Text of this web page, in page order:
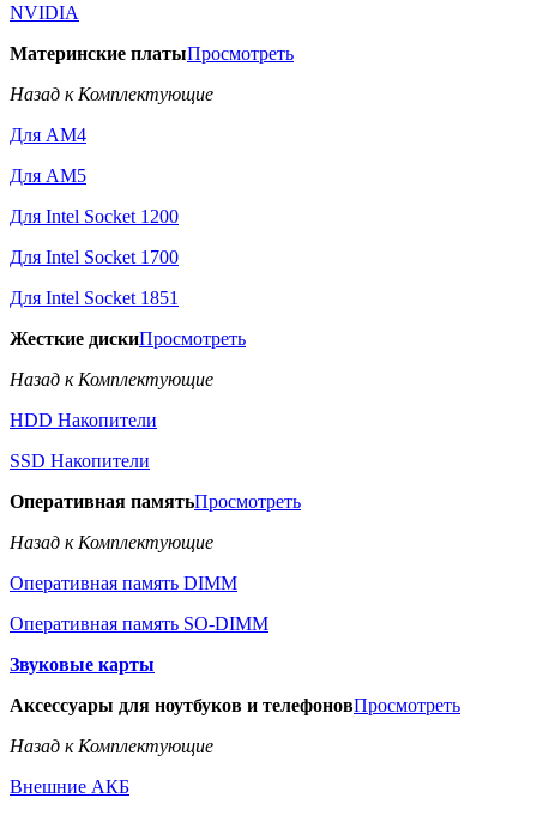
NVIDIA
Материнские платыПросмотреть
Назад к Комплектующие
Для AM4
Для AM5
Для Intel Socket 1200
Для Intel Socket 1700
Для Intel Socket 1851
Жесткие дискиПросмотреть
Назад к Комплектующие
HDD Накопители
SSD Накопители
Оперативная памятьПросмотреть
Назад к Комплектующие
Оперативная память DIMM
Оперативная память SO-DIMM
Звуковые карты
Аксессуары для ноутбуков и телефоновПросмотреть
Назад к Комплектующие
Внешние АКБ